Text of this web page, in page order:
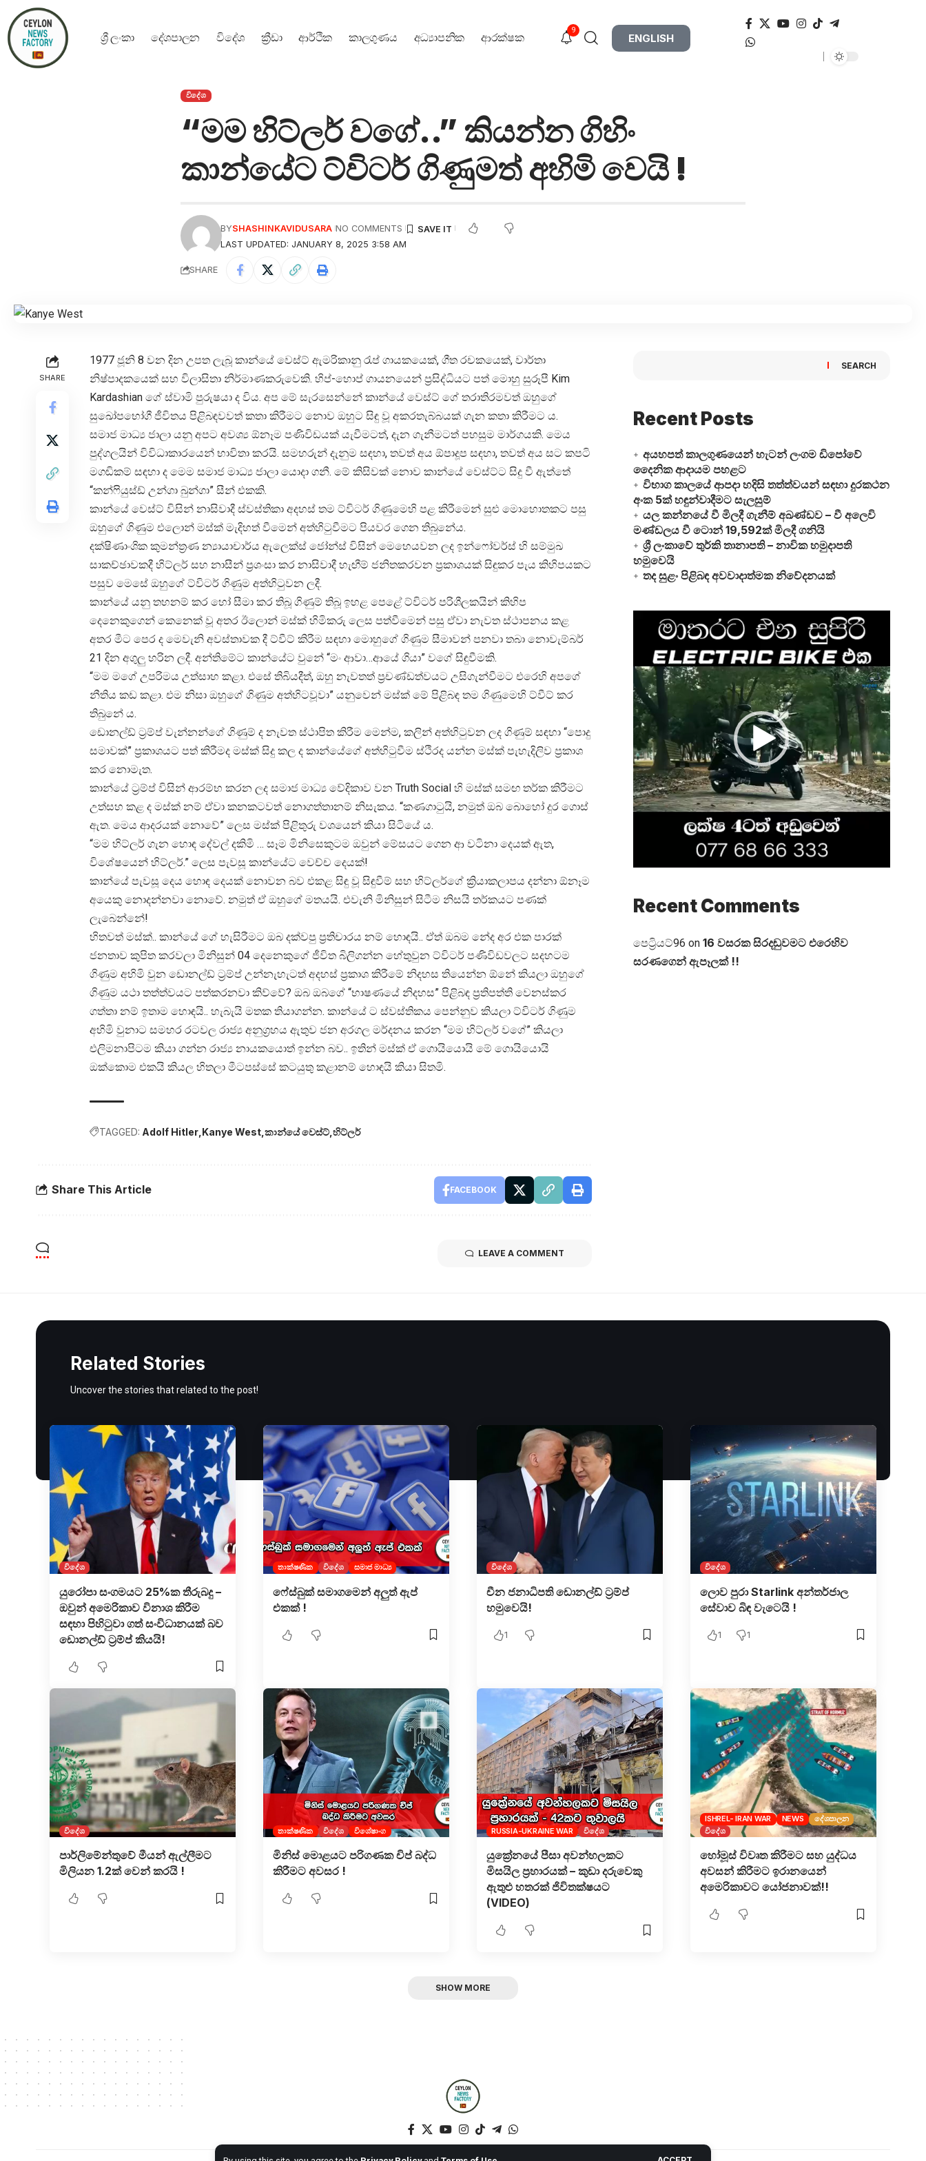
ශ්‍රී ලංකා දේශපාලන විදේශ ක්‍රීඩා ආර්ථික කාලගුණය අධ්‍යාපනික ආරක්ෂක
9
ENGLISH
විදේශ
“මම හිට්ලර් වගේ..” කියන්න ගිහිං
කාන්යේට ට්විටර් ගිණුමත් අහිමි වෙයි !
LAST UPDATED: JANUARY 8, 2025 3:58 AM
BYSHASHINKAVIDUSARA NO COMMENTS
SHARE
SHARE
1977 ජූනි 8 වන දින උපත ලැබූ කාන්යේ වෙස්ට් ඇමරිකානු රැප් ගායකයෙක්, ගීත රචකයෙක්, වාර්තා
නිෂ්පාදකයෙක් සහ විලාසිතා නිර්මාණකරුවෙකි. හිප්-හොප් ගායනයෙන් ප්‍රසිද්ධියට පත් මොහු සුරූපී Kim
Kardashian ගේ ස්වාමි පුරුෂයා ද විය. අප මේ සැරසෙන්නේ කාන්යේ වෙස්ට් ගේ තරාතිරමවත් ඔහුගේ
සුඛෝපභෝගී ජීවිතය පිළිබඳවවත් කතා කිරීමට නොව ඔහුට සිඳු වූ අකරතැබ්බයක් ගැන කතා කිරීමට ය.
සමාජ මාධ්‍ය ජාලා යනු අපට අවශ්‍ය ඕනෑම පණිවිඩයක් යැවීමටත්, දැන ගැනීමටත් පහසුම මාර්ගයකි. මෙය
පුද්ගලයින් විවිධාකාරයෙන් භාවිතා කරයි. සමහරුන් දැනුම සඳහා, තවත් අය ඕපාදූප සඳහා, තවත් අය සට කපටි
මගඬිකම් සඳහා ද මෙම සමාජ මාධ්‍ය ජාලා යොදා ගනී. මේ කිසිවක් නොව කාන්යේ වෙස්ට්ට සිදු වී ඇත්තේ
“කන්ෆියුස්ඩ් උන්ගා බුන්ගා” සීන් එකකි.
කාන්යේ වෙස්ට් විසින් නාසිවාදී ස්වස්තිකා අදහස් තම ට්විටර් ගිණුමෙහි පළ කිරීමෙන් සුළු මොහොතකට පසු
ඔහුගේ ගිණුම එලොන් මස්ක් මැදිහත් වීමෙන් අත්හිටුවීමට පියවර ගෙන තිබුනේය.
දක්ෂිණාංශික කුමන්ත්‍රණ න්‍යායාචාර්ය ඇලෙක්ස් ජෝන්ස් විසින් මෙහෙයවන ලද ඉන්ෆෝවර්ස් හි සම්මුඛ
සාකච්ඡාවකදී හිට්ලර් සහ නාසීන් ප්‍රශංසා කර නාසිවාදී හැඟීම් ජනිතකරවන ප්‍රකාශයක් සිඳුකර පැය කිහිපයකට
පසුව මෙසේ ඔහුගේ ට්විටර් ගිණුම අත්හිටුවන ලදී.
කාන්යේ යනු තහනම් කර හෝ සීමා කර තිබූ ගිණුම් තිබූ ඉහළ පෙළේ ට්විටර් පරිශීලකයින් කිහිප
දෙනෙකුගෙන් කෙනෙක් වූ අතර ඊලොන් මස්ක් හිමිකරු ලෙස පත්වීමෙන් පසු ඒවා නැවත ස්ථාපනය කළ
අතර මීට පෙර ද මෙවැනි අවස්තාවක දී ට්වීට් කිරීම සඳහා මොහුගේ ගිණුම සීමාවන් පනවා තබා නොවැම්බර්
21 දින අගුලු හරින ලදී. අන්තිමේට කාන්යේට වුනේ “මං ආවා…ආයේ ගියා” වගේ සිඳුවීමකි.
“මම මගේ උපරිමය උත්සාහ කළා. එසේ තිබියදීත්, ඔහු නැවතත් ප්‍රචණ්ඩත්වයට උසිගැන්වීමට එරෙහි අපගේ
නීතිය කඩ කළා. එම නිසා ඔහුගේ ගිණුම අත්හිටවූවා” යනුවෙන් මස්ක් මේ පිළිබඳ තම ගිණුමෙහි ට්වීට් කර
තිබුනේ ය.
ඩොනල්ඩ් ට්‍රම්ප් වැන්නන්ගේ ගිණුම් ද නැවත ස්ථාපිත කිරීම මෙන්ම, කලින් අත්හිටුවන ලද ගිණුම් සඳහා “පොදු
සමාවක්” ප්‍රකාශයට පත් කිරීමද මස්ක් සිදු කල ද කාන්යේගේ අත්හිටුවීම ස්ථිරද යන්න මස්ක් පැහැදිලිව ප්‍රකාශ
කර නොමැත.
කාන්යේ ට්‍රම්ප් විසින් ආරම්භ කරන ලද සමාජ මාධ්‍ය වේදිකාව වන Truth Social හි මස්ක් සමඟ තර්ක කිරීමට
උත්සහ කළ ද මස්ක් නම් ඒවා කනකටවත් නොගත්තානම් නිසැකය. “කණගාටුයි, නමුත් ඔබ බොහෝ දුර ගොස්
ඇත. මෙය ආදරයක් නොවේ” ලෙස මස්ක් පිළිතුරු වශයෙන් කියා සිටියේ ය.
“මම හිට්ලර් ගැන හොඳ දේවල් දකිමි … සෑම මිනිසෙකුටම ඔවුන් මේසයට ගෙන ආ වටිනා දෙයක් ඇත,
විශේෂයෙන් හිට්ලර්.” ලෙස පැවසූ කාන්යේට වෙච්ච දෙයක්!
කාන්යේ පැවසූ දෙය හොඳ දෙයක් නොවන බව එකළ සිඳු වූ සිඳුවීම් සහ හිට්ලර්ගේ ක්‍රියාකලාපය දන්නා ඕනෑම
අයෙකු නොදන්නවා නොවේ. නමුත් ඒ ඔහුගේ මතයයි. එවැනි මිනිසුන් සිටීම නිසයි තර්කයට පණක්
ලැබෙන්නේ!
හිතවත් මස්ක්.. කාන්යේ ගේ හැසිරීමට ඔබ දක්වපු ප්‍රතිචාරය නම් හොඳයි.. ඒත් ඔබම නේද අර එක පාරක්
ජනතාව කුපිත කරවලා මිනිසුන් 04 දෙනෙකුගේ ජීවිත බිලිගන්න හේතුවුන ට්විටර් පණිවිඩවලට සදහටම
ගිණුම අහිමි වුන ඩොනල්ඩ් ට්‍රම්ප් උන්නැහැටත් අදහස් ප්‍රකාශ කිරීමේ නිදහස තියෙන්න ඕනේ කියලා ඔහුගේ
ගිණුම යථා තත්ත්වයට පත්කරනවා කිව්වේ? ඔබ ඔබගේ “භාෂණයේ නිදහස” පිළිබඳ ප්‍රතිපත්ති වෙනස්කර
ගත්තා නම් ඉතාම හොඳයි.. හැබැයි මතක තියාගන්න. කාන්යේ ට ස්වස්තිකය පෙන්නුව කියලා ට්විටර් ගිණුම
අහිමි වුනාට සමහර රටවල රාජ්‍ය අනුග්‍රහය ඇතුව ජන අරගල මර්දනය කරන “මම හිට්ලර් වගේ” කියලා
එලිමනාපිටම කියා ගන්න රාජ්‍ය නායකයොත් ඉන්න බව.. ඉතින් මස්ක් ඒ ගොයියොයි මේ ගොයියොයි
ඔක්කොම එකයි කියල හිතලා මීටපස්සේ කටයුතු කළානම් හොඳයි කියා සිතමි.
TAGGED: Adolf Hitler Kanye West කාන්යේ වෙස්ට් හිට්ලර්
Share This Article FACEBOOK
LEAVE A COMMENT
SEARCH
Recent Posts
අයහපත් කාලගුණයෙන් හැටන් ලංගම ඩිපෝවේ
දෛනික ආදායම පහළට
විභාග කාලයේ ආපදා හදිසි තත්ත්වයන් සඳහා දුරකථන
අංක 5ක් හඳුන්වාදීමට සැලසුම්
යල කන්නයේ වී මිලදී ගැනීම් අඛණ්ඩව – වී අලෙවි
මණ්ඩලය වී ටොන් 19,592ක් මිලදී ගනියි
ශ්‍රී ලංකාවේ තුර්කි තානාපති – නාවික හමුදාපති
හමුවෙයි
තද සුළං පිළිබඳ අවවාදාත්මක නිවේදනයක්
Video
Player
Recent Comments
පෙට්‍රියට්96 on 16 වසරක සිරදඬුවමට එරෙහිව
සරණගෙන් ඇපෑලක් !!
Related Stories
Uncover the stories that related to the post!
විදේශ
යුරෝපා සංගමයට 25%ක තීරුබදු –
ඔවුන් අමෙරිකාව විනාශ කිරීම
සඳහා පිහිටුවා ගත් සංවිධානයක් බව
ඩොනල්ඩ් ට්‍රම්ප් කියයි!
තාක්ෂණික විදේශ සමාජ මාධ්‍ය
ෆේස්බුක් සමාගමෙන් අලුත් ඇප්
එකක් !
විදේශ
චීන ජනාධිපති ඩොනල්ඩ් ට්‍රම්ප්
හමුවෙයි!
1
විදේශ
ලොව පුරා Starlink අන්තර්ජාල
සේවාව බි​ඳ වැටෙයි !
1 1
විදේශ
පාර්ලිමේන්තුවේ මීයන් ඇල්ලීමට
මිලියන 1.2ක් වෙන් කරයි !
තාක්ෂණික විදේශ විශේෂාංග
මිනිස් මොළයට පරිගණක චිප් බද්ධ
කිරීමට අවසර !
RUSSIA-UKRAINE WAR විදේශ
යුක්‍රේනයේ පීසා අවන්හලකට
මිසයිල ප්‍රහාරයක් – කුඩා දරුවෙකු
ඇතුළු හතරක් ජිවිතක්ෂයට
(VIDEO)
ISHREL- IRAN WAR NEWS
දේශපාලන
විදේශ
හෝමූස් විවෘත කිරීමට සහ යුද්ධය
අවසන් කිරීමට ඉරානයෙන්
අමෙරිකාවට යෝජනාවක්!!
SHOW MORE